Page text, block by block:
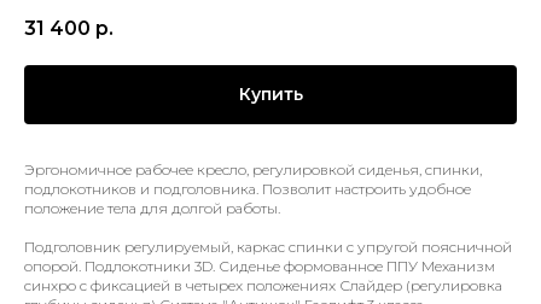
31 400 р.
Купить
Эргономичное рабочее кресло, регулировкой сиденья, спинки,
подлокотников и подголовника. Позволит настроить удобное
положение тела для долгой работы.
Подголовник регулируемый, каркас спинки с упругой поясничной
опорой. Подлокотники 3D. Сиденье формованное ППУ Механизм
синхро с фиксацией в четырех положениях Слайдер (регулировка